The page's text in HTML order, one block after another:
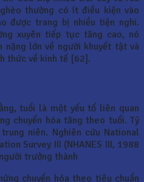
thường có ít điều kiện vào
được trang bị nhiều tiện nghi.
xuyên tiếp tục tăng cao, nó
nặng lớn về người khuyết tật và
thức về kinh tế [62].
tuổi là một yếu tố liên quan
chuyển hóa tăng theo tuổi. Tỷ
niên. Nghiên cứu National
Survey III (NHANES III, 1988
trưởng thành
chuyển hóa theo tiêu chuẩn